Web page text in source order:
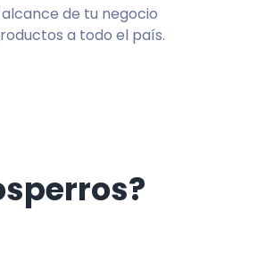
de tu negocio
a todo el país.